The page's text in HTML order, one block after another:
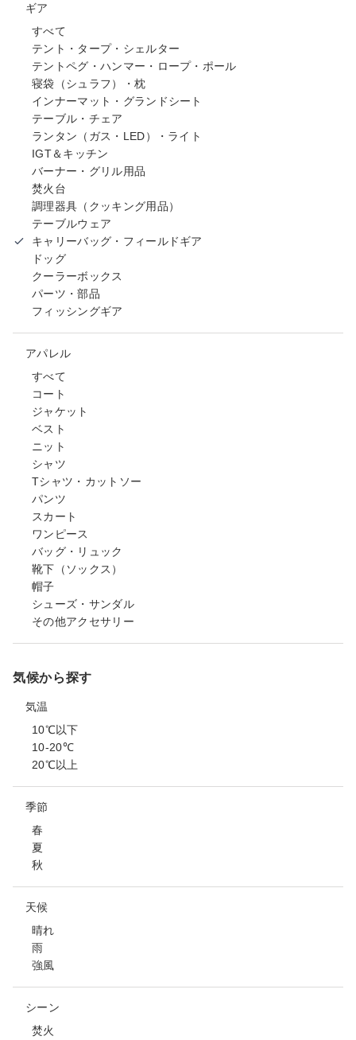
ギア
すべて
テント・タープ・シェルター
テントペグ・ハンマー・ロープ・ポール
寝袋（シュラフ）・枕
インナーマット・グランドシート
テーブル・チェア
ランタン（ガス・LED）・ライト
IGT＆キッチン
バーナー・グリル用品
焚火台
調理器具（クッキング用品）
テーブルウェア
キャリーバッグ・フィールドギア
ドッグ
クーラーボックス
パーツ・部品
フィッシングギア
アパレル
すべて
コート
ジャケット
ベスト
ニット
シャツ
Tシャツ・カットソー
パンツ
スカート
ワンピース
バッグ・リュック
靴下（ソックス）
帽子
シューズ・サンダル
その他アクセサリー
気候から探す
気温
10℃以下
10-20℃
20℃以上
季節
春
夏
秋
天候
晴れ
雨
強風
シーン
焚火